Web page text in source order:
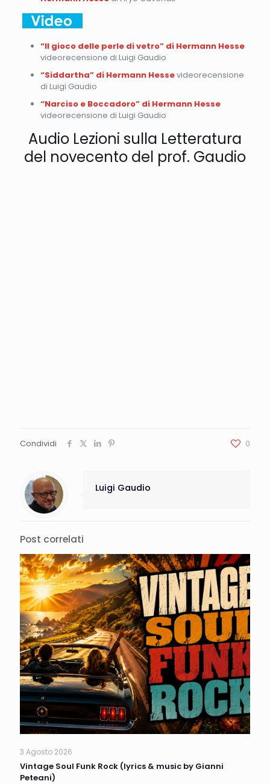
“Il gioco delle perle di vetro” di Hermann Hesse
videorecensione di Luigi Gaudio
“Siddartha” di Hermann Hessevideorecensione
di Luigi Gaudio
“Narciso e Boccadoro” di Hermann Hesse
videorecensione di Luigi Gaudio
Audio Lezioni sulla Letteratura
del novecento del prof. Gaudio
Condividi 0
Luigi Gaudio
Post correlati
3 Agosto 2026
Vintage Soul Funk Rock (lyrics & music by Gianni
Peteani)